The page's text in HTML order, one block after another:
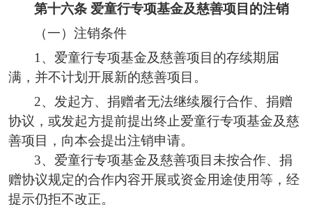
第十六条 爱童行专项基金及慈善项目的注销
（一）注销条件
1、 爱童行专项基金及慈善项目的存续期届
满，并不计划开展新的慈善项目。
2、 发起方、 捐赠者无法继续履行合作、 捐赠
协议， 或发起方提前提出终止爱童行专项基金及慈
善项目， 向本会提出注销申请。
3、爱童行专项基金及慈善项目未按合作、捐
赠协议规定的合作内容开展或资金用途使用等，经
提示仍拒不改正。